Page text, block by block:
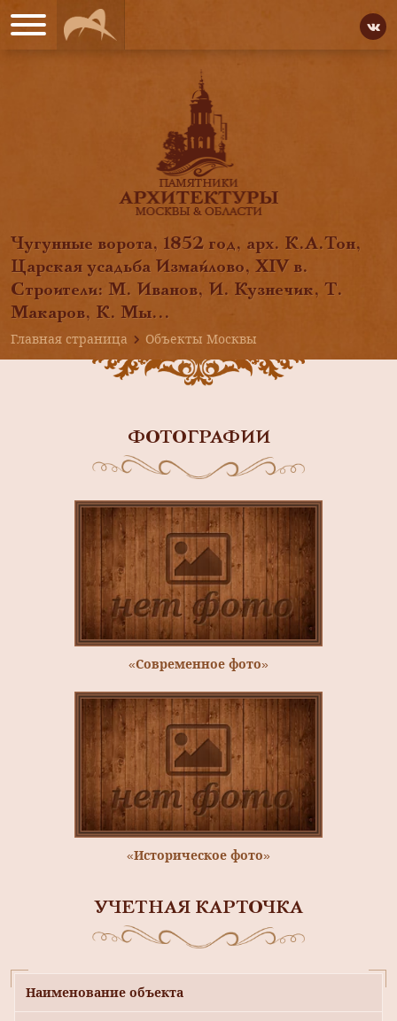
Чугунные ворота, 1852 год, арх. К.А.Тон,
Царская усадьба Измайлово, XIV в.
Строители: М. Иванов, И. Кузнечик, Т.
Макаров, К. Мы...
Главная страница
Объекты Москвы
ФОТОГРАФИИ
«Современное фото»
«Историческое фото»
УЧЕТНАЯ КАРТОЧКА
Наименование объекта